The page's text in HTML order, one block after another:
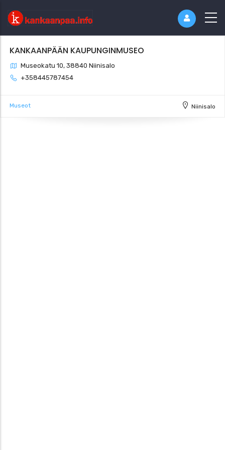
KANKAANPÄÄN KAUPUNGINMUSEO
Museokatu 10, 38840 Niinisalo
+358445787454
Museot Niinisalo